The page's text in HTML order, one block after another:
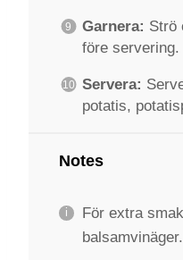
Garnera: Strö
före servering.
Servera:
potatis,
Notes
För extra
balsamvinäger.